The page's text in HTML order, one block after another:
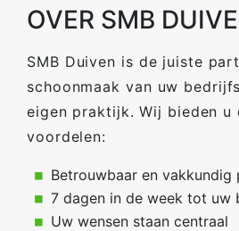
OVER SMB
SMB Duiven is de juiste
schoonmaak van uw
eigen praktijk. Wij bieden u
voordelen:
Betrouwbaar en vakkundig
7 dagen in de week tot uw
Uw wensen staan centraal